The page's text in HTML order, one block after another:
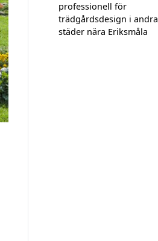
professionell för
trädgårdsdesign i andra
städer nära Eriksmåla